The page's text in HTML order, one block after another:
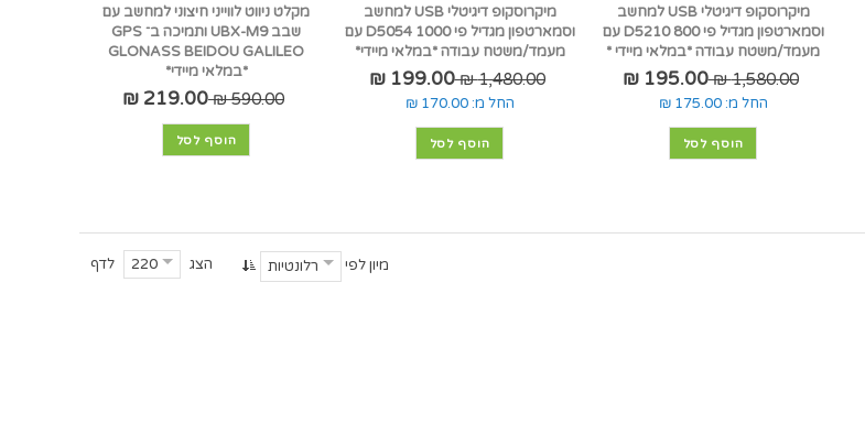
מיקרוסקופ דיגיטלי USB למחשב
וסמארטפון מגדיל פי 800 D5210 עם
מעמד/משטח עבודה *במלאי מיידי *
1,580.00 ₪
195.00 ₪
החל מ: 175.00 ₪
הוסף לסל
מיקרוסקופ דיגיטלי USB למחשב
וסמארטפון מגדיל פי 1000 D5054 עם
מעמד/משטח עבודה *במלאי מיידי*
1,480.00 ₪
199.00 ₪
החל מ: 170.00 ₪
הוסף לסל
מקלט ניווט לווייני חיצוני למחשב עם
שבב UBX-M9 ותמיכה ב־ GPS
GLONASS BEIDOU GALILEO
*במלאי מיידי*
590.00 ₪
219.00 ₪
הוסף לסל
הצג 220 לדף מיון לפי רלונטיות